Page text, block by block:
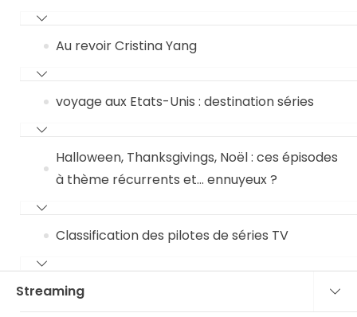
Au revoir Cristina Yang
voyage aux Etats-Unis : destination séries
Halloween, Thanksgivings, Noël : ces épisodes
à thème récurrents et… ennuyeux ?
Classification des pilotes de séries TV
Streaming